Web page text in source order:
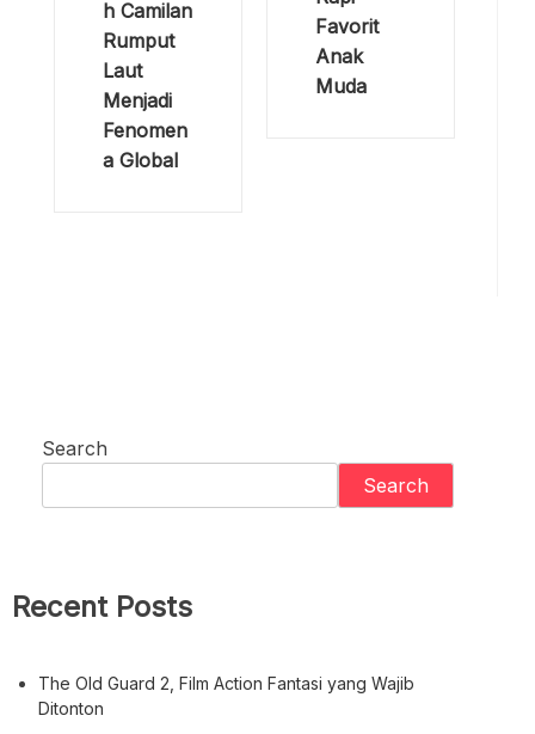
h Camilan
Rumput
Laut
Menjadi
Fenomen
a Global
Favorit
Anak
Muda
Search
Search
Recent Posts
The Old Guard 2, Film Action Fantasi yang Wajib
Ditonton